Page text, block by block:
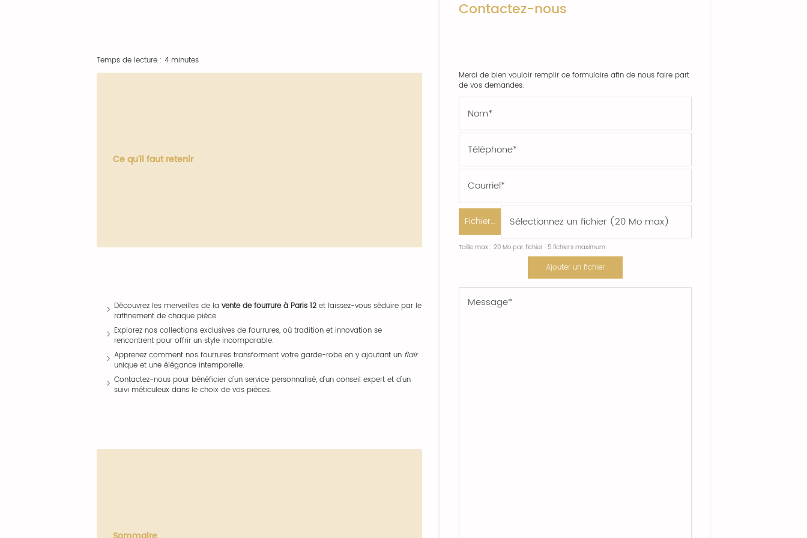
Temps de lecture : 4 minutes
Ce qu'il faut retenir
Découvrez les merveilles de lavente de fourrure à Paris 12 et laissez-vous séduire par le
raffinement de chaque pièce.
Explorez nos collections exclusives de fourrures, où tradition et innovation se
rencontrent pour offrir un style incomparable.
Apprenez comment nos fourrures transforment votre garde-robe en y ajoutant un flair
unique et une élégance intemporelle.
Contactez-nous pour bénéficier d'un service personnalisé, d'un conseil expert et d'un
suivi méticuleux dans le choix de vos pièces.
Contactez-nous
Merci de bien vouloir remplir ce formulaire afin de nous faire part
de vos demandes.
Fichier…
Taille max : 20 Mo par fichier · 5 fichiers maximum.
Ajouter un fichier